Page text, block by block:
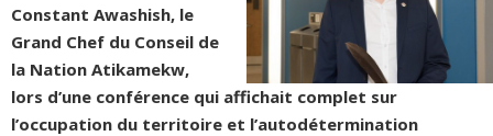
Constant Awashish, le
Grand Chef du Conseil de
la Nation Atikamekw,
lors d’une conférence qui affichait complet sur
l’occupation du territoire et l’autodétermination